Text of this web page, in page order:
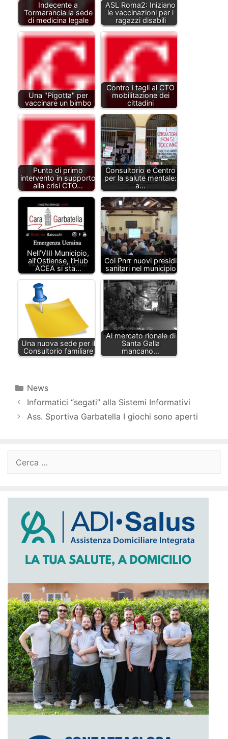
Indecente a
Tormarancia la sede
di medicina legale
ASL Roma2: Iniziano
le vaccinazioni per i
ragazzi disabili
Una "Pigotta" per
vaccinare un bimbo
Contro i tagli al CTO
mobilitazione dei
cittadini
Punto di primo
intervento in supporto
alla crisi CTO…
Consultorio e Centro
per la salute mentale:
a…
Nell’VIII Municipio,
all’Ostiense, l’Hub
ACEA si sta…
Col Pnrr nuovi presidi
sanitari nel municipio
Una nuova sede per il
Consultorio familiare
Al mercato rionale di
Santa Galla
mancano…
Categorie
News
Informatici “segati” alla Sistemi Informativi
Ass. Sportiva Garbatella I giochi sono aperti
per: